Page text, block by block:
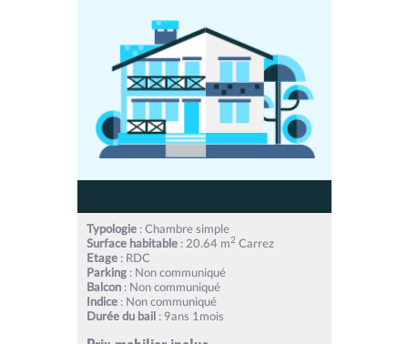
Typologie: Chambre simple
Surface habitable : 20.64 m2Carrez
Etage: RDC
Parking: Non communiqué
Balcon: Non communiqué
Indice: Non communiqué
Durée du bail : 9ans 1mois